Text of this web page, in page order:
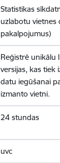
Statistikas
uzlabotu vietnes
pakalpojumus)
Reģistrē unikālu
versijas, kas tiek
datu iegūšanai
izmanto vietni.
24 stundas
uvc